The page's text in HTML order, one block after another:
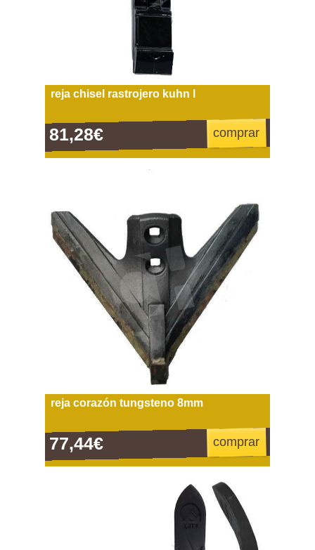
reja chisel rastrojero kuhn l
81,28€ comprar
reja corazón tungsteno 8mm
77,44€ comprar